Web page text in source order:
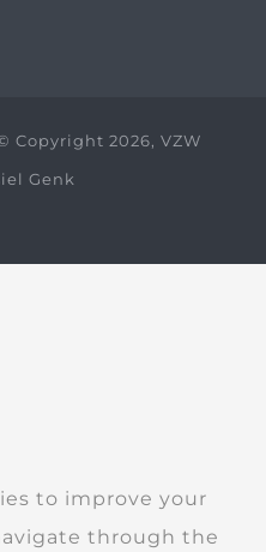
Copyright 2026, VZW
Genk
to improve your
through the